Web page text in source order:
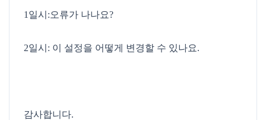
1일시:오류가 나나요?
2일시: 이 설정을 어떻게 변경할 수 있나요.
감사합니다.